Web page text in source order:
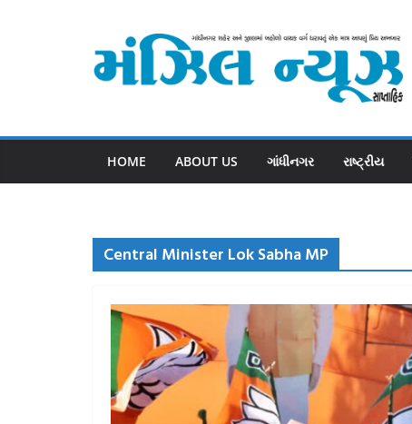
HOME ABOUT US ગાંધીનગર રાષ્ટ્રીય
Central Minister Lok Sabha MP